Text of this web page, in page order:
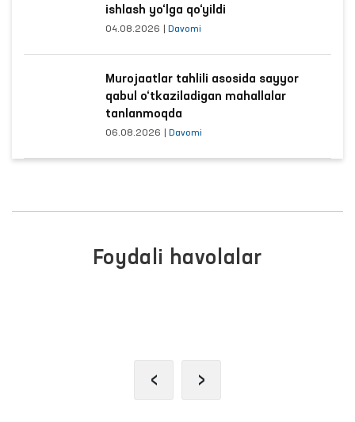
ishlash yo‘lga qo‘yildi
04.08.2026 Davomi
Murojaatlar tahlili asosida sayyor
qabul o‘tkaziladigan mahallalar
tanlanmoqda
06.08.2026 Davomi
Foydali havolalar
‹ ›